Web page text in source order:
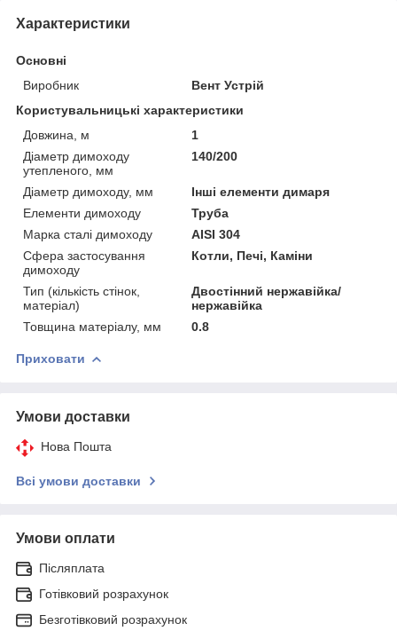
Характеристики
Основні
Виробник
Вент Устрій
Користувальницькі характеристики
Довжина, м
1
Діаметр димоходу
утепленого, мм
140/200
Діаметр димоходу, мм
Інші елементи димаря
Елементи димоходу
Труба
Марка сталі димоходу
AISI 304
Сфера застосування
димоходу
Котли, Печі, Каміни
Тип (кількість стінок,
матеріал)
Двостінний нержавійка/
нержавійка
Товщина матеріалу, мм
0.8
Приховати
Умови доставки
Нова Пошта
Всі умови доставки
Умови оплати
Післяплата
Готівковий розрахунок
Безготівковий розрахунок